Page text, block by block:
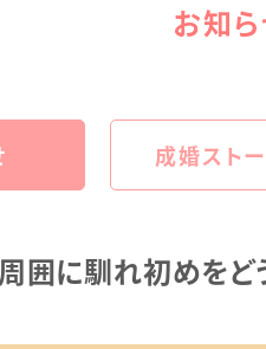
お知
成婚スト
囲に馴れ初めをど